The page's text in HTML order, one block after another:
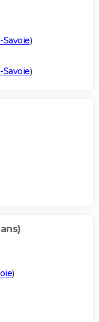
)
)
)